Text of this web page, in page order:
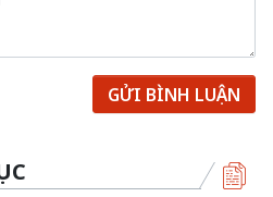
GỬI BÌNH LUẬN